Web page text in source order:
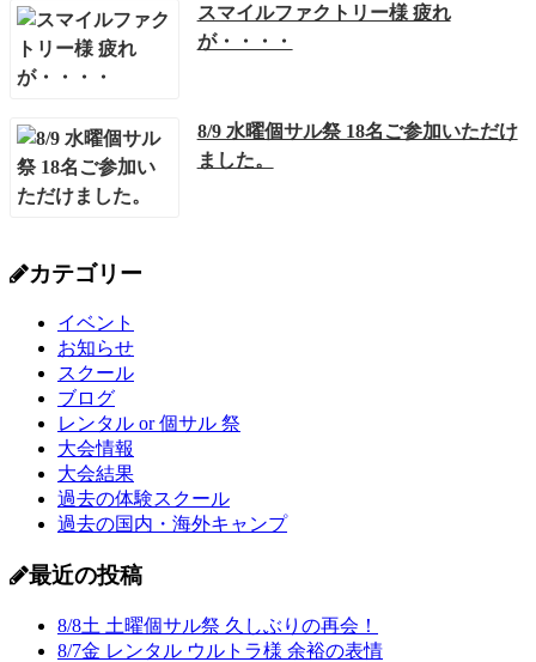
スマイルファクトリー様 疲れ
が・・・・
8/9 水曜個サル祭 18名ご参加いただけ
ました。
カテゴリー
イベント
お知らせ
スクール
ブログ
レンタル or 個サル 祭
大会情報
大会結果
過去の体験スクール
過去の国内・海外キャンプ
最近の投稿
8/8土 土曜個サル祭 久しぶりの再会！
8/7金 レンタル ウルトラ様 余裕の表情